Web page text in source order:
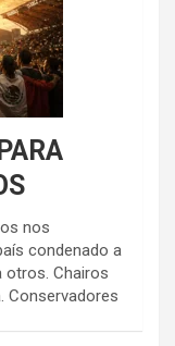
nos
condenado a
otros. Chairos
Conservadores